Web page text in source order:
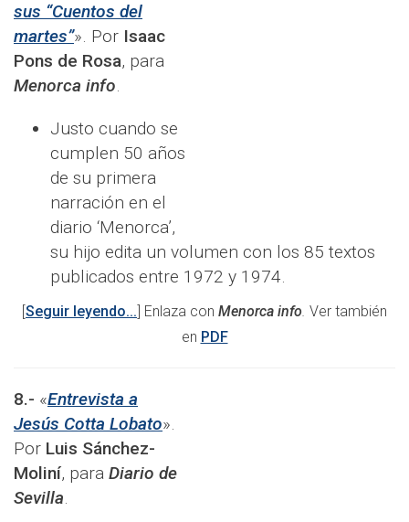
sus “Cuentos del
martes”». Por Isaac
Pons de Rosa, para
Menorca info.
Justo cuando se
cumplen 50 años
de su primera
narración en el
diario ‘Menorca’,
su hijo edita un volumen con los 85 textos
publicados entre 1972 y 1974.
[Seguir leyendo...] Enlaza con Menorca info. Ver también
en PDF
8.- «Entrevista a
Jesús Cotta Lobato».
Por Luis Sánchez-
Moliní, para Diario de
Sevilla.